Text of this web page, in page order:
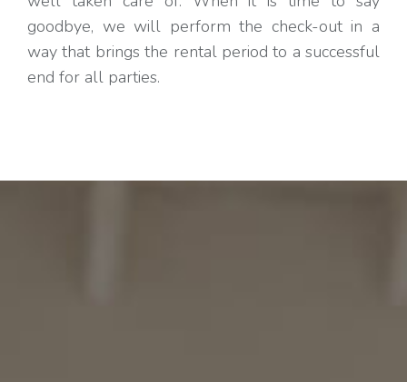
goodbye, we will perform the check-out in a
way that brings the rental period to a successful
end for all parties.